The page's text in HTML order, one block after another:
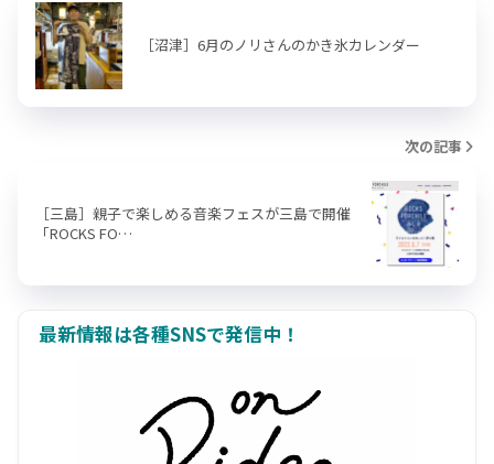
［沼津］6月のノリさんのかき氷カレンダー
次の記事
［三島］親子で楽しめる音楽フェスが三島で開催
「ROCKS FO…
最新情報は各種SNSで発信中！